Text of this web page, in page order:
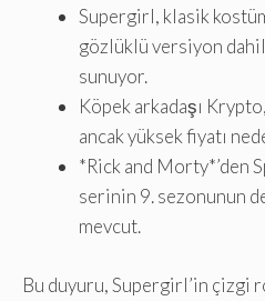
Supergirl, klasik
gözlüklü versiyon
sunuyor.
Köpek arkadaşı
ancak yüksek fiyatı
*Rick and Morty*’den
serinin 9. sezonunun
mevcut.
Bu duyuru, Supergirl’in çizgi